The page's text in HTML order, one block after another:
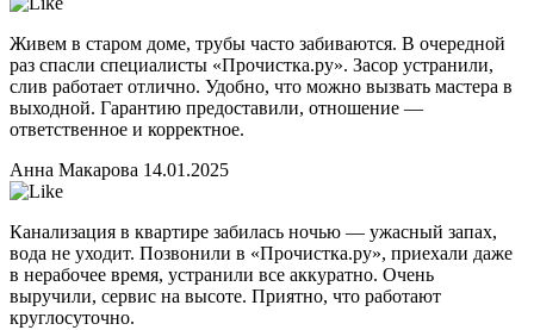
Живем в старом доме, трубы часто забиваются. В очередной
раз спасли специалисты «Прочистка.ру». Засор устранили,
слив работает отлично. Удобно, что можно вызвать мастера в
выходной. Гарантию предоставили, отношение —
ответственное и корректное.
Анна Макарова 14.01.2025
Канализация в квартире забилась ночью — ужасный запах,
вода не уходит. Позвонили в «Прочистка.ру», приехали даже
в нерабочее время, устранили все аккуратно. Очень
выручили, сервис на высоте. Приятно, что работают
круглосуточно.